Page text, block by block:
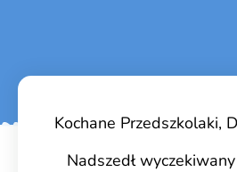
Kochane Przedszkolaki,
Nadszedł